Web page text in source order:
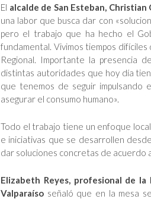
El alcalde de San Esteban, Christian
una labor que busca dar con
pero el trabajo que ha hecho el
fundamental. Vivimos tiempos
Regional. Importante la presencia
distintas autoridades que hoy día
que tenemos de seguir impulsando
asegurar el consumo humano».
Todo el trabajo tiene un enfoque
e iniciativas que se desarrollen
dar soluciones concretas de acuerdo
Elizabeth Reyes, profesional de
Valparaíso señaló que en la mesa